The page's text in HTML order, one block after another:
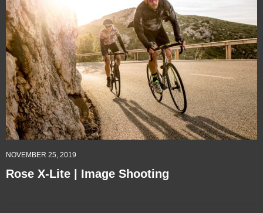
NOVEMBER 25, 2019
Rose X-Lite | Image Shooting